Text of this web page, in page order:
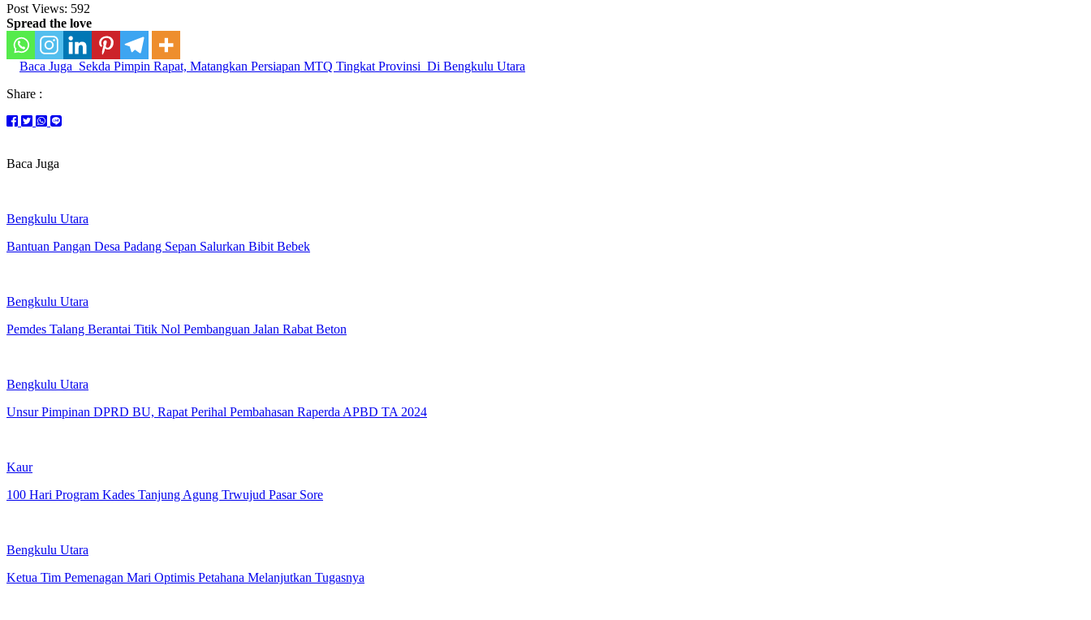
Post Views: 592
Spread the love
Baca Juga Sekda Pimpin Rapat, Matangkan Persiapan MTQ Tingkat Provinsi Di Bengkulu Utara
Share :
Baca Juga
Bengkulu Utara
Bantuan Pangan Desa Padang Sepan Salurkan Bibit Bebek
Bengkulu Utara
Pemdes Talang Berantai Titik Nol Pembanguan Jalan Rabat Beton
Bengkulu Utara
Unsur Pimpinan DPRD BU, Rapat Perihal Pembahasan Raperda APBD TA 2024
Kaur
100 Hari Program Kades Tanjung Agung Trwujud Pasar Sore
Bengkulu Utara
Ketua Tim Pemenagan Mari Optimis Petahana Melanjutkan Tugasnya